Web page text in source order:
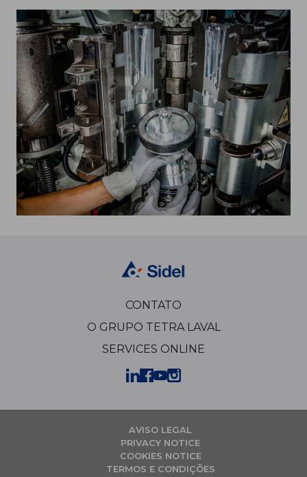
CONTATO
O GRUPO TETRA LAVAL
SERVICES ONLINE
AVISO LEGAL
PRIVACY NOTICE
COOKIES NOTICE
TERMOS E CONDIÇÕES